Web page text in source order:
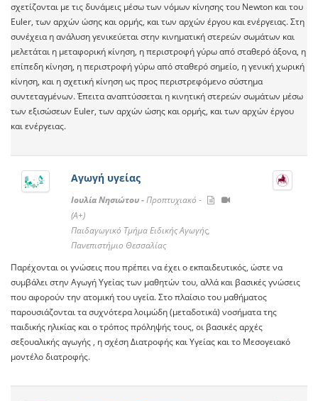
σχετίζονται με τις δυνάμεις μέσω των νόμων κίνησης του Newton και του
Euler, των αρχών ώσης και ορμής, και των αρχών έργου και ενέργειας. Στη
συνέχεια η ανάλυση γενικεύεται στην κινηματική στερεών σωμάτων και
μελετάται η μεταφορική κίνηση, η περιστροφή γύρω από σταθερό άξονα, η
επίπεδη κίνηση, η περιστροφή γύρω από σταθερό σημείο, η γενική χωρική
κίνηση, και η σχετική κίνηση ως προς περιστρεφόμενο σύστημα
συντεταγμένων. Έπειτα αναπτύσσεται η κινητική στερεών σωμάτων μέσω
των εξισώσεων Euler, των αρχών ώσης και ορμής, και των αρχών έργου
και ενέργειας.
Αγωγή υγείας
Ιουλία Νησιώτου -Προπτυχιακό -
(A+)
Παιδαγωγικό Τμήμα Ειδικής Αγωγής,
Πανεπιστήμιο Θεσσαλίας
Παρέχονται οι γνώσεις που πρέπει να έχει ο εκπαιδευτικός, ώστε να
συμβάλει στην Αγωγή Υγείας των μαθητών του, αλλά και βασικές γνώσεις
που αφορούν την ατομική του υγεία. Στο πλαίσιο του μαθήματος
παρουσιάζονται τα συχνότερα λοιμώδη (μεταδοτικά) νοσήματα της
παιδικής ηλικίας και ο τρόπος πρόληψής τους, οι βασικές αρχές
σεξουαλικής αγωγής , η σχέση Διατροφής και Υγείας και το Μεσογειακό
μοντέλο διατροφής.